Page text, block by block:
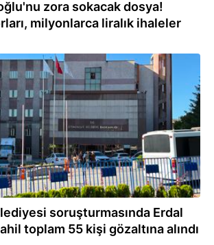
zora sokacak dosya!
milyonlarca liralık ihaleler
soruşturmasında Erdal
toplam 55 kişi gözaltına alındı